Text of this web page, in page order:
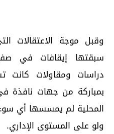
وقبل موجة الاعتقالات
سبقتها إيقافات في
دراسات ومقاولات
بمباركة من جهات نافذة
المحلية لم يمسسها أي
ولو على المستوى الإداري.